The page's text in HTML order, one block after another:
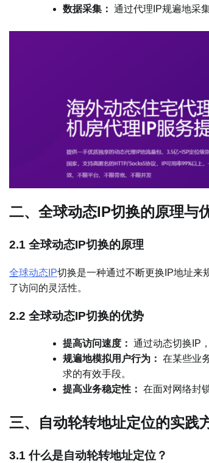
数据采集： 通过代理IP规遍地采
二、全球动态IP切换的原理与
2.1 全球动态IP切换的原理
全球动态IP切换是一种通过不断更换IP地址来
了访问的灵活性。
2.2 全球动态IP切换的优势
提高访问速度： 通过动态切换IP
规遍地模拟用户行为： 在某些业
求的有效手段。
提高业务稳定性： 在面对网络封
三、自动轮转地址定位的实践
3.1 什么是自动轮转地址定位？